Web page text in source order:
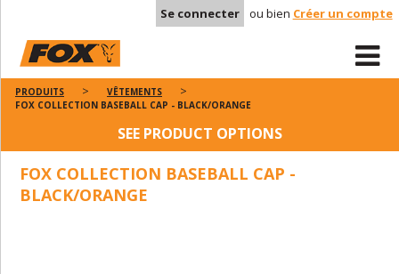
Se connecter ou bien Créer un compte
PRODUITS
VÊTEMENTS
FOX COLLECTION BASEBALL CAP - BLACK/ORANGE
SEE PRODUCT OPTIONS
FOX COLLECTION BASEBALL CAP -
BLACK/ORANGE